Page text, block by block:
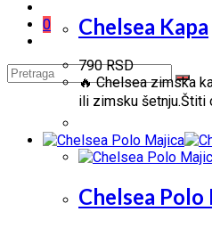
0
Chelsea Kapa
790RSD
🔥 Chelsea zimska
ili zimsku šetnju.Štiti
Chelsea Polo